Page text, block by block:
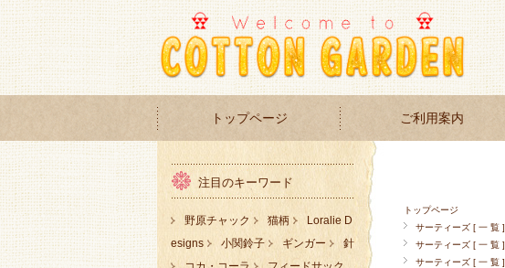
トップページ ご利用案内
トップページ
サーティーズ [ 一 覧 ]
サーティーズ [ 一 覧 ]
サーティーズ [ 一 覧 ]
注目のキーワード
野原チャック 猫柄
Loralie D
esigns
小関鈴子 ギンガー
針